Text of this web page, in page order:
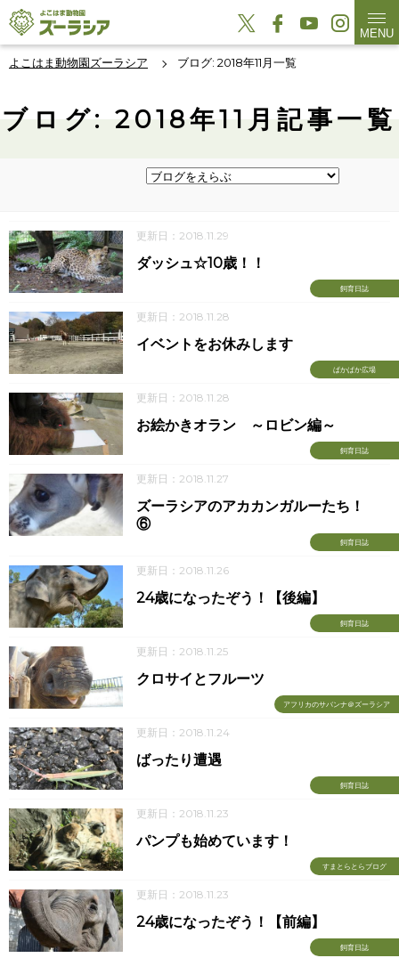
MENU
よこはま動物園ズーラシア ブログ: 2018年11月一覧
ブログ: 2018年11月記事一覧
更新日：2018.11.29
飼育日誌
ダッシュ☆10歳！！
更新日：2018.11.28
ぱかぱか広場
イベントをお休みします
更新日：2018.11.28
飼育日誌
お絵かきオラン ～ロビン編～
更新日：2018.11.27
飼育日誌
ズーラシアのアカカンガルーたち！
⑥
更新日：2018.11.26
飼育日誌
24歳になったぞう！【後編】
更新日：2018.11.25
アフリカのサバンナ＠ズーラシア
クロサイとフルーツ
更新日：2018.11.24
飼育日誌
ばったり遭遇
更新日：2018.11.23
すまとらとらブログ
パンプも始めています！
更新日：2018.11.23
飼育日誌
24歳になったぞう！【前編】